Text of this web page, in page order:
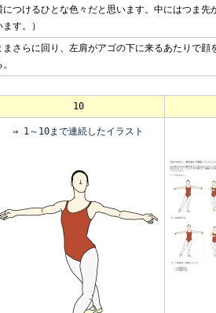
につけるひとな色々だと思います。中にはつま先
す。）
まさらに回り、左肩がアゴの下に来るあたりで顔
10
⇒ 1～10まで連続したイラスト